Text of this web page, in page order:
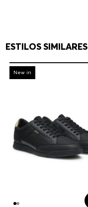
ESTILOS SIMILARES
-30%
New in